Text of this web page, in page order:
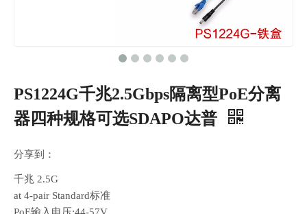
PS1224G千兆2.5Gbps隔离型PoE分离
器四种规格可选SDAPO达普
分享到：
千兆 2.5G
at 4-pair Standard标准